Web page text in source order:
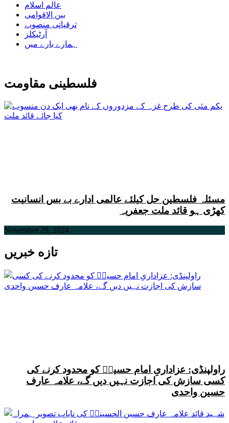
عالم اسلام
بین الاقوامی
ترقیاتی منصوبے
آرٹیکلز
ہمارے بارے میں
فلسطینی مقاومت
مسئلہ فلسطین حل کیلئے عالمی ادارے بے بس انسانیت
کھڑی ہو قائد ملت جعفریہ
November 29, 2024
تازه خبریں
راولپنڈی: عزاداریِ امام حسینؑ کو محدود کرنے کی
کسی سازش کی اجازت نہیں دیں گے، علامہ عارف
حسین واحدی